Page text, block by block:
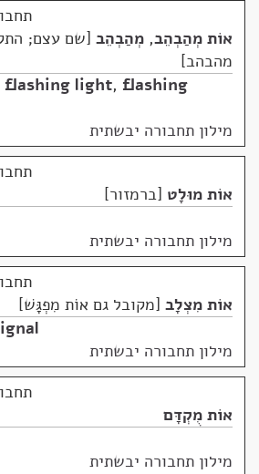
אוֹת מְהַבְהֵב, מְהַבְהֵב שם עצם;
מהבהב
flashing light, flashing
מילון תחבורה יבשתית
אוֹת מוּלָט ברמזור
מילון תחבורה יבשתית
אוֹת מִצְלָב מקובל גם אוֹת מִפְגָּשׁ
מילון תחבורה יבשתית
אוֹת מֻקְדָּם
מילון תחבורה יבשתית